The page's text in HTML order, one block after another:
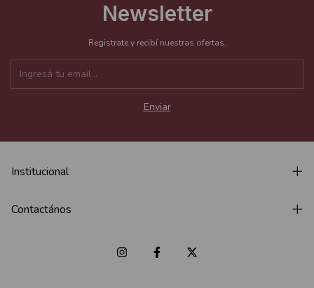
Newsletter
Registrate y recibí nuestras ofertas.
Institucional
Contactános